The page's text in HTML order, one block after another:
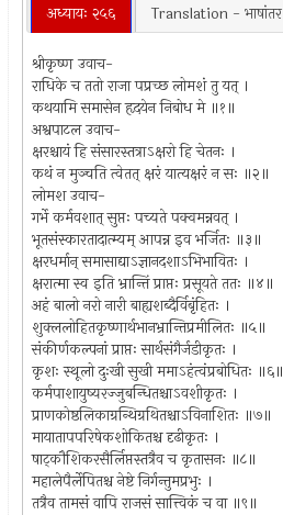
अध्यायः २५६ Translation - भाषांतर
श्रीकृष्ण उवाच-
राधिके च ततो राजा पप्रच्छ लोमशं तु यत् ।
कथयामि समासेन हृदयेन निबोध मे ॥१॥
अश्वपाटल उवाच-
क्षरश्चायं हि संसारस्तत्राऽक्षरो हि चेतनः ।
कथं न मुञ्चति त्वेतत् क्षरं यात्यक्षरं न सः ॥२॥
लोमश उवाच-
गर्भे कर्मवशात् सुप्तः पच्यते पक्वमन्नवत् ।
भूतसंस्कारतादात्म्यम् आपन्न इव भर्जितः ॥३॥
क्षरधर्मान् समासाद्याऽज्ञानदशाऽभिभावितः ।
क्षरात्मा स्व इति भ्रान्तिं प्राप्तः प्रसूयते ततः ॥४॥
अहं बालो नरो नारी बाह्यशब्दैर्विबृंहितः ।
शुक्ललोहितकृष्णार्थभानभ्रान्तिप्रमीलितः ॥५॥
संकीर्णकल्पनां प्राप्तः सार्थसंगैर्जडीकृतः ।
कृशः स्थूलो दुःखी सुखी ममाऽहंत्वंप्रबोधितः ॥६॥
कर्मपाशायुष्यरज्जुबन्धितश्चाऽवशीकृतः ।
प्राणकोष्ठलिकाग्रन्थिग्रथितश्चाऽविनाशितः ॥७॥
मायातापपरिषेकशोकितश्च दृढीकृतः ।
षाट्कौशिकरसैर्लिप्तस्तत्रैव च कृतासनः ॥८॥
महालेपैर्लेपितश्च नेष्टे निर्गन्तुमप्रभुः ।
तत्रैव तामसं वापि राजसं सात्त्विकं च वा ॥९॥